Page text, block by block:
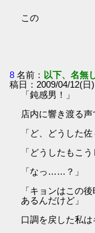
この
8 名前： 以下、名無
稿日：2009/04/12(
「鈍感男！」
店内に響き渡る声
「ど、どうした佐
「どうしたもこ
「なっ……？」
「キョンはこの
あるんだけど」
口調を戻した私は